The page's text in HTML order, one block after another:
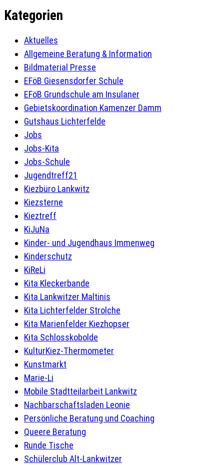
Kategorien
Aktuelles
Allgemeine Beratung & Information
Bildmaterial Presse
EFöB Giesensdorfer Schule
EFöB Grundschule am Insulaner
Gebietskoordination Kamenzer Damm
Gutshaus Lichterfelde
Jobs
Jobs-Kita
Jobs-Schule
Jugendtreff21
Kiezbüro Lankwitz
Kiezsterne
Kieztreff
KiJuNa
Kinder- und Jugendhaus Immenweg
Kinderschutz
KiReLi
Kita Kleckerbande
Kita Lankwitzer Maltinis
Kita Lichterfelder Strolche
Kita Marienfelder Kiezhopser
Kita Schlosskobolde
KulturKiez-Thermometer
Kunstmarkt
Marie-Li
Mobile Stadtteilarbeit Lankwitz
Nachbarschaftsladen Leonie
Persönliche Beratung und Coaching
Queere Beratung
Runde Tische
Schülerclub Alt-Lankwitzer